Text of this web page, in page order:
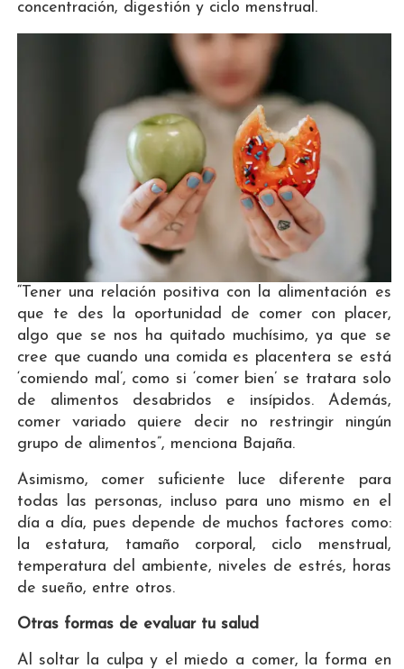
concentración, digestión y ciclo menstrual.
“Tener una relación positiva con la alimentación es
que te des la oportunidad de comer con placer,
algo que se nos ha quitado muchísimo, ya que se
cree que cuando una comida es placentera se está
‘comiendo mal’, como si ‘comer bien’ se tratara solo
de alimentos desabridos e insípidos. Además,
comer variado quiere decir no restringir ningún
grupo de alimentos”, menciona Bajaña.
Asimismo, comer suficiente luce diferente para
todas las personas, incluso para uno mismo en el
día a día, pues depende de muchos factores como:
la estatura, tamaño corporal, ciclo menstrual,
temperatura del ambiente, niveles de estrés, horas
de sueño, entre otros.
Otras formas de evaluar tu salud
Al soltar la culpa y el miedo a comer, la forma en